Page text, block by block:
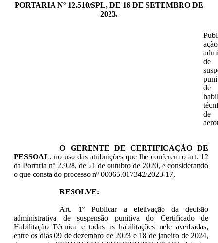
PORTARIA Nº 12.510/SPL, DE 16 DE SETEMBRO DE
2023.
ação
de
de
de
O
GERENTE DE CERTIFICAÇÃO DE
PESSOAL, no uso das atribuições que lhe conferem o art. 12
da Portaria nº 2.928, de 21 de outubro de 2020, e considerando
o que consta do processo nº 00065.017342/2023-17,
RESOLVE:
Art. 1º Publicar a efetivação da decisão
administrativa de suspensão punitiva do Certificado de
Habilitação Técnica e todas as habilitações nele averbadas,
entre os dias 09 de dezembro de 2023 e 18 de janeiro de 2024,